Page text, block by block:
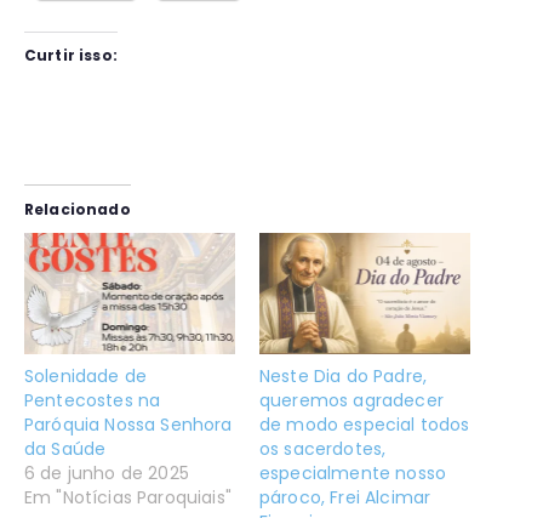
Curtir isso:
Relacionado
Solenidade de
Pentecostes na
Paróquia Nossa Senhora
da Saúde
6 de junho de 2025
Em "Notícias Paroquiais"
Neste Dia do Padre,
queremos agradecer
de modo especial todos
os sacerdotes,
especialmente nosso
pároco, Frei Alcimar